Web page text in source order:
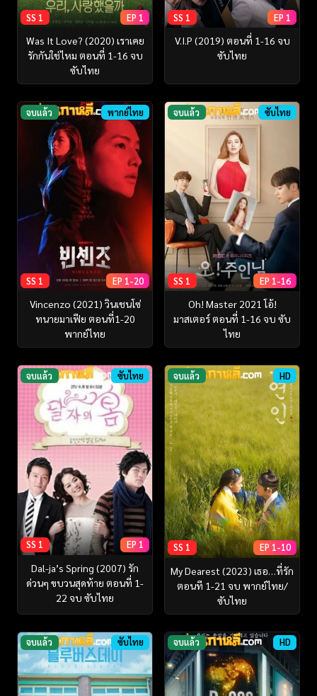
SS 1 EP 1
Was It Love? (2020) เราเคย
รักกันใช่ไหม ตอนที่ 1-16 จบ
ซับไทย
SS 1 EP 1
V.I.P (2019) ตอนที่ 1-16 จบ
ซับไทย
จบแล้ว พากย์ไทย
SS 1 EP 1-20
Vincenzo (2021) วินเชนโซ่
ทนายมาเฟีย ตอนที่1-20
พากย์ไทย
จบแล้ว ซับไทย
SS 1 EP 1-16
Oh! Master 2021 โอ้!
มาสเตอร์ ตอนที่ 1-16 จบ ซับ
ไทย
จบแล้ว ซับไทย
SS 1 EP 1
Dal-ja’s Spring (2007) รัก
ด่วนๆ ขบวนสุดท้าย ตอนที่ 1-
22 จบ ซับไทย
จบแล้ว HD
SS 1 EP 1-10
My Dearest (2023) เธอ…ที่รัก
ตอนที 1-21 จบ พากย์ไทย/
ซับไทย
จบแล้ว ซับไทย จบแล้ว HD